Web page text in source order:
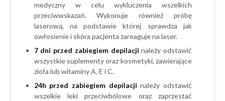
medyczny w celu wykluczenia wszelkich
przeciwwskazań. Wykonuje również próbę
laserową, na podstawie której sprawdza jak
owłosienie i skóra pacjenta zareaguje na laser.
7 dni przed zabiegiem depilacji należy odstawić
wszystkie suplementy oraz kosmetyki, zawierające
zioła lub witaminy A, E i C.
24h przed zabiegiem depilacji należy odstawić
wszelkie leki przeciwbólowe oraz zaprzestać